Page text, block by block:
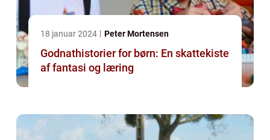
18 januar 2024 Peter Mortensen
Godnathistorier for børn: En skattekiste
af fantasi og læring